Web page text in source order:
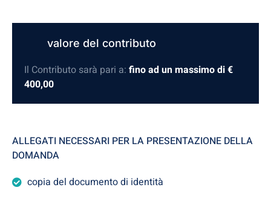
ALLEGATI NECESSARI PER LA PRESENTAZIONE DELLA
DOMANDA
copia del documento di identità
valore del contributo
Il Contributo sarà pari a: fino ad un massimo di €
400,00